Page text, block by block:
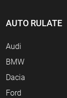
AUTO RULATE
Audi
BMW
Dacia
Ford